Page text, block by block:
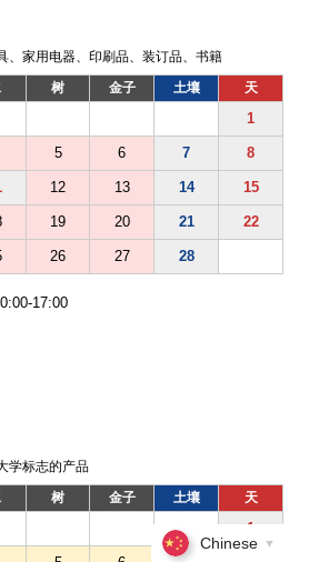
、家用电器、印刷品、装订品、书籍
树 金子 土壤 天
1
5 6 7 8
12 13 14 15
19 20 21 22
26 27 28
17:00
学标志的产品
树 金子 土壤 天
1
Chinese ▼